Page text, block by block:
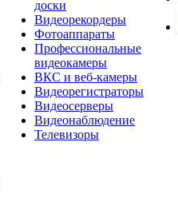
доски
Видеорекордеры
Фотоаппараты
Профессиональные
видеокамеры
ВКС и веб-камеры
Видеорегистраторы
Видеосерверы
Видеонаблюдение
Телевизоры